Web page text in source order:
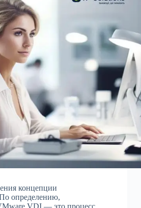
концепции
определению,